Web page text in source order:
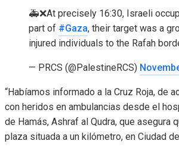
🚑❌At precisely 16:30, Israeli
part of #Gaza, their target was a
injured individuals to the Rafah
— PRCS (@PalestineRCS)
“Habíamos informado a la Cruz Roja, de
con heridos en ambulancias desde el
de Hamás, Ashraf al Qudra, que asegura
plaza situada a un kilómetro, en Ciudad